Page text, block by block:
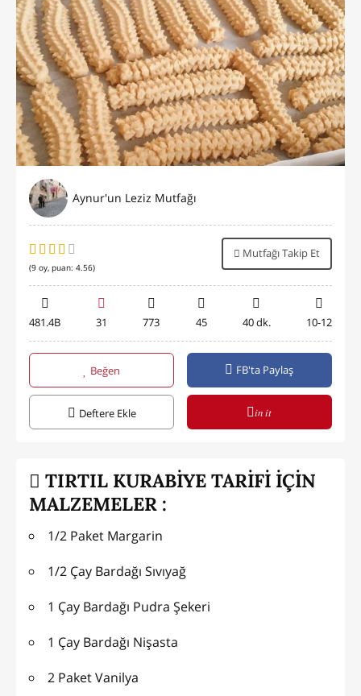
Aynur'un Leziz Mutfağı
(9 oy, puan: 4.56)
Mutfağı Takip Et
481.4B 31 773 45 40 dk. 10-12
Beğen FB'ta Paylaş
Deftere Ekle in it
TIRTIL KURABİYE TARİFİ İÇİN
MALZEMELER :
1/2 Paket Margarin
1/2 Çay Bardağı Sıvıyağ
1 Çay Bardağı Pudra Şekeri
1 Çay Bardağı Nişasta
2 Paket Vanilya